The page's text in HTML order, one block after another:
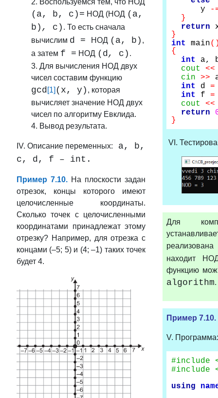
2. Воспользуемся тем, что НОД
(a, b, c) = НОД (НОД (a,
b) , c) . То есть сначала
вычислим d = НОД (a, b) ,
а затем f = НОД (d, c) .
3. Для вычисления НОД двух
чисел составим функцию
gcd[1] (x, y) , которая
вычисляет значение НОД двух
чисел по алгоритму Евклида.
4. Вывод результата.
IV. Описание переменных:
a, b,
c, d, f
– int.
Пример 7.10. На плоскости задан
отрезок, концы которого имеют
целочисленные координаты.
Сколько точек с целочисленными
координатами принадлежат этому
отрезку? Например, для отрезка с
концами (–5; 5) и (4; –1) таких точек
будет 4.
y
-
}
return
}
int
main
{
int
a,
cout
<<
cin
>>
int
d =
int
f =
cout
<<
return
}
VI.
Для
находит
функцию
algorithm.
Пример 7.10.
V. Программа:
#include
#include
using